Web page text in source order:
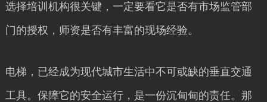
选择培训机构很关键，一定要看它是否有市场监管部
门的授权，师资是否有丰富的现场经验。
电梯，已经成为现代城市生活中不可或缺的垂直交通
工具。保障它的安全运行，是一份沉甸甸的责任。那